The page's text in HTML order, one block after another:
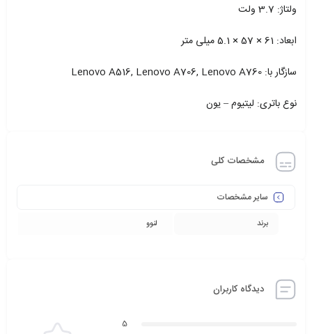
ولتاژ: 3.7 ولت
ابعاد: 61 × 57 × 5.1 میلی متر
سازگار با: Lenovo A516, Lenovo A706, Lenovo A760
نوع باتری: لیتیوم – یون
مشخصات کلی
سایر مشخصات
برند لنوو
دیدگاه کاربران
5